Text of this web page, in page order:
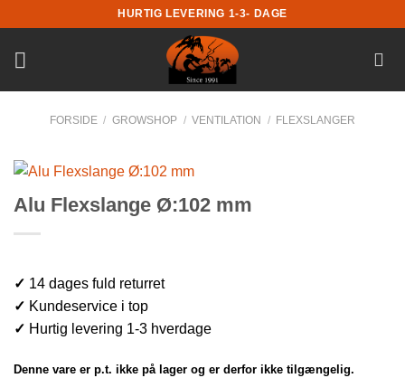
til
indhold
HURTIG LEVERING 1-3- DAGE
FORSIDE / GROWSHOP / VENTILATION / FLEXSLANGER
Alu Flexslange Ø:102 mm
✓ 14 dages fuld returret
✓ Kundeservice i top
✓ Hurtig levering 1-3 hverdage
Denne vare er p.t. ikke på lager og er derfor ikke tilgængelig.